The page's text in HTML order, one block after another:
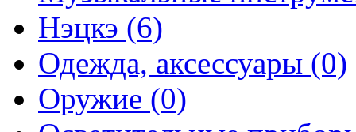
Нэцкэ (6)
Одежда, аксессуары (0)
Оружие (0)